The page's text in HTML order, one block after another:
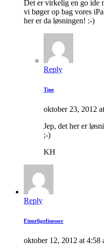
Det er virkelig en go ide
vi bøger op bag vores
her er da løsningen! :-)
Reply
Tine
oktober 23, 2012
Jep, det her er
;-)
KH
Reply
Finurligefinesser
oktober 12, 2012 at 4:58